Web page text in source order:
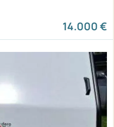
14.000 €